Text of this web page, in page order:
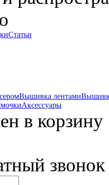
Статьи
Вышивка лентами
Аксессуары
в корзину
звонок